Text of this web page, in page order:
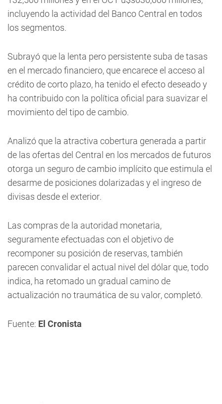
incluyendo la actividad del Banco Central en todos
los segmentos.
Subrayó que la lenta pero persistente suba de tasas
en el mercado financiero, que encarece el acceso al
crédito de corto plazo, ha tenido el efecto deseado y
ha contribuido con la política oficial para suavizar el
movimiento del tipo de cambio.
Analizó que la atractiva cobertura generada a partir
de las ofertas del Central en los mercados de futuros
otorga un seguro de cambio implícito que estimula el
desarme de posiciones dolarizadas y el ingreso de
divisas desde el exterior.
Las compras de la autoridad monetaria,
seguramente efectuadas con el objetivo de
recomponer su posición de reservas, también
parecen convalidar el actual nivel del dólar que, todo
indica, ha retomado un gradual camino de
actualización no traumática de su valor, completó.
Fuente: El Cronista